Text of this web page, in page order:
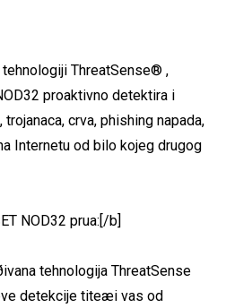
ThreatSense® ,
proaktivno detektira i
crva, phishing napada,
Internetu od bilo kojeg drugog
NOD32 prua:[/b]
tehnologija ThreatSense
detekcije titeæi vas od